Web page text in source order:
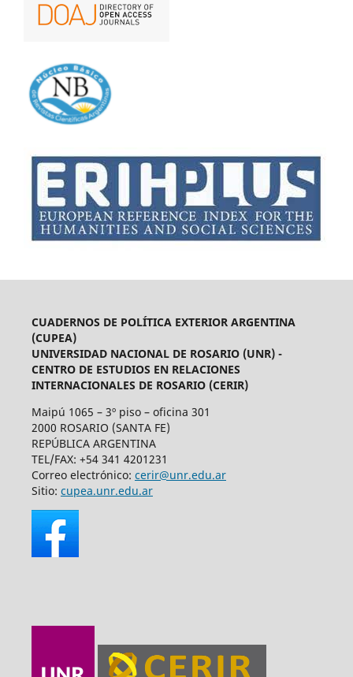
CUADERNOS DE POLÍTICA EXTERIOR ARGENTINA
(CUPEA)
UNIVERSIDAD NACIONAL DE ROSARIO (UNR) -
CENTRO DE ESTUDIOS EN RELACIONES
INTERNACIONALES DE ROSARIO (CERIR)
Maipú 1065 – 3º piso – oficina 301
2000 ROSARIO (SANTA FE)
REPÚBLICA ARGENTINA
TEL/FAX: +54 341 4201231
Correo electrónico: cerir@unr.edu.ar
Sitio: cupea.unr.edu.ar